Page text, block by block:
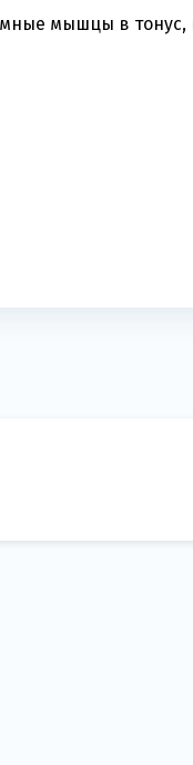
мышцы в тонус,